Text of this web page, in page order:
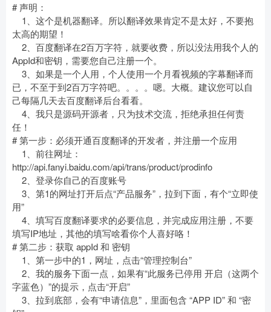
# 声明：
1、这个是机器翻译。所以翻译效果肯定不是太好，不要抱
太高的期望！
2、百度翻译在2百万字符，就要收费，所以没法用我个人的
AppId和密钥，需要您自己注册一个。
3、如果是一个人用，个人使用一个月看视频的字幕翻译而
已，不至于到2百万字符吧。。。。嗯。大概。建议您可以自
己每隔几天去百度翻译后台看看。
4、我只是源码开源者，只为技术交流，拒绝承担任何责
任！
# 第一步：必须开通百度翻译的开发者，并注册一个应用
1、前往网址：
http://api.fanyi.baidu.com/api/trans/product/prodinfo
2、登录你自己的百度账号
3、第1的网址打开后点“产品服务”，拉到下面，有个“立即使
用”
4、填写百度翻译要求的必要信息，并完成应用注册，不要
填写IP地址，其他的填写啥看你个人喜好咯！
# 第二步：获取 appId 和 密钥
1、第一步中的1，网址，点击“管理控制台”
2、我的服务下面一点，如果有“此服务已停用 开启（这两个
字蓝色）”的提示，点击“开启”
3、拉到底部，会有“申请信息”，里面包含 “APP ID” 和 “密